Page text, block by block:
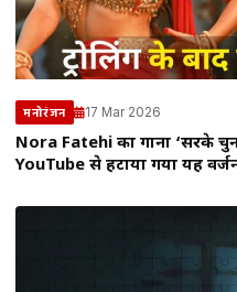
मनोरंजन 17 Mar 2026
Nora Fatehi का गाना ‘सरके
YouTube से हटाया गया यह